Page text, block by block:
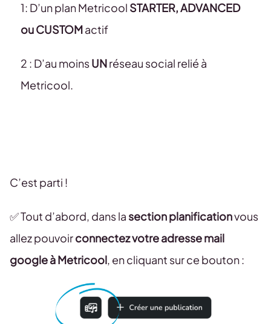
1: D’un plan Metricool STARTER, ADVANCED
ou CUSTOMactif
2 : D’au moinsUNréseau social relié à
Metricool.
C’est parti !
✅ Tout d’abord, dans la section planificationvous
allez pouvoirconnectez votre adresse mail
google à Metricool, en cliquant sur ce bouton :